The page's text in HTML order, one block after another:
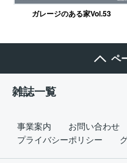
ガレージのある家Vol.53
ペ
雑誌一覧
事業案内 お問い合わせ
プライバシーポリシー